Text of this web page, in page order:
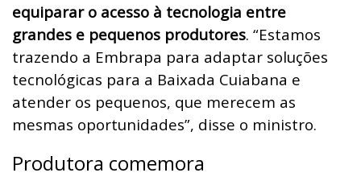
equiparar o acesso à tecnologia entre
grandes e pequenos produtores. “Estamos
trazendo a Embrapa para adaptar soluções
tecnológicas para a Baixada Cuiabana e
atender os pequenos, que merecem as
mesmas oportunidades”, disse o ministro.
Produtora comemora